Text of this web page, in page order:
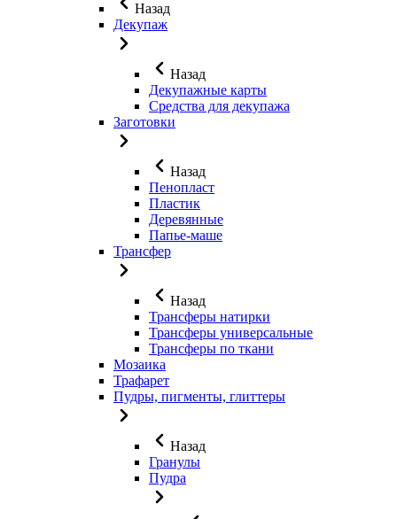
Назад
Декупаж
Назад
Декупажные карты
Средства для декупажа
Заготовки
Назад
Пенопласт
Пластик
Деревянные
Папье-маше
Трансфер
Назад
Трансферы натирки
Трансферы универсальные
Трансферы по ткани
Мозаика
Трафарет
Пудры, пигменты, глиттеры
Назад
Гранулы
Пудра